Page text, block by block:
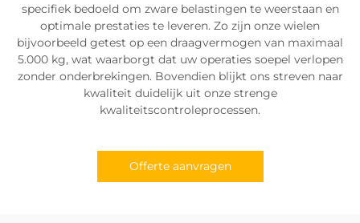
specifiek bedoeld om zware belastingen te weerstaan en
optimale prestaties te leveren. Zo zijn onze wielen
bijvoorbeeld getest op een draagvermogen van maximaal
5.000 kg, wat waarborgt dat uw operaties soepel verlopen
zonder onderbrekingen. Bovendien blijkt ons streven naar
kwaliteit duidelijk uit onze strenge
kwaliteitscontroleprocessen.
Offerte aanvragen